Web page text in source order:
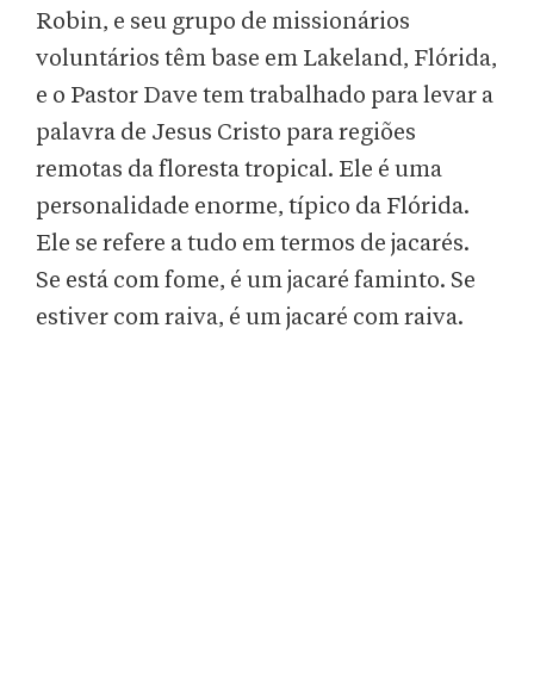
Robin, e seu grupo de missionários
voluntários têm base em Lakeland, Flórida,
e o Pastor Dave tem trabalhado para levar a
palavra de Jesus Cristo para regiões
remotas da floresta tropical. Ele é uma
personalidade enorme, típico da Flórida.
Ele se refere a tudo em termos de jacarés.
Se está com fome, é um jacaré faminto. Se
estiver com raiva, é um jacaré com raiva.